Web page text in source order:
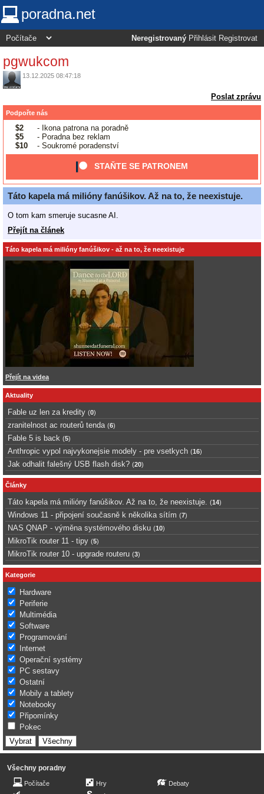
poradna.net
Neregistrovaný Přihlásit Registrovat
pgwukcom
13.12.2025 08:47:18
Poslat zprávu
Podpořte nás
$2
- Ikona patrona na poradně
$5
- Poradna bez reklam
$10
- Soukromé poradenství
STAŇTE SE PATRONEM
Táto kapela má milióny fanúšikov. Až na to, že neexistuje.
O tom kam smeruje sucasne AI.
Přejít na článek
Táto kapela má milióny fanúšikov - až na to, že neexistuje
Přejít na videa
Aktuality
Fable uz len za kredity (0)
zranitelnost ac routerů tenda (6)
Fable 5 is back (5)
Anthropic vypol najvykonejsie modely - pre vsetkych (16)
Jak odhalit falešný USB flash disk? (20)
Články
Táto kapela má milióny fanúšikov. Až na to, že neexistuje. (14)
Windows 11 - připojení současně k několika sítím (7)
NAS QNAP - výměna systémového disku (10)
MikroTik router 11 - tipy (5)
MikroTik router 10 - upgrade routeru (3)
Kategorie
Hardware
Periferie
Multimédia
Software
Programování
Internet
Operační systémy
PC sestavy
Ostatní
Mobily a tablety
Notebooky
Připomínky
Pokec
Všechny poradny
Počítače
Hry
Debaty